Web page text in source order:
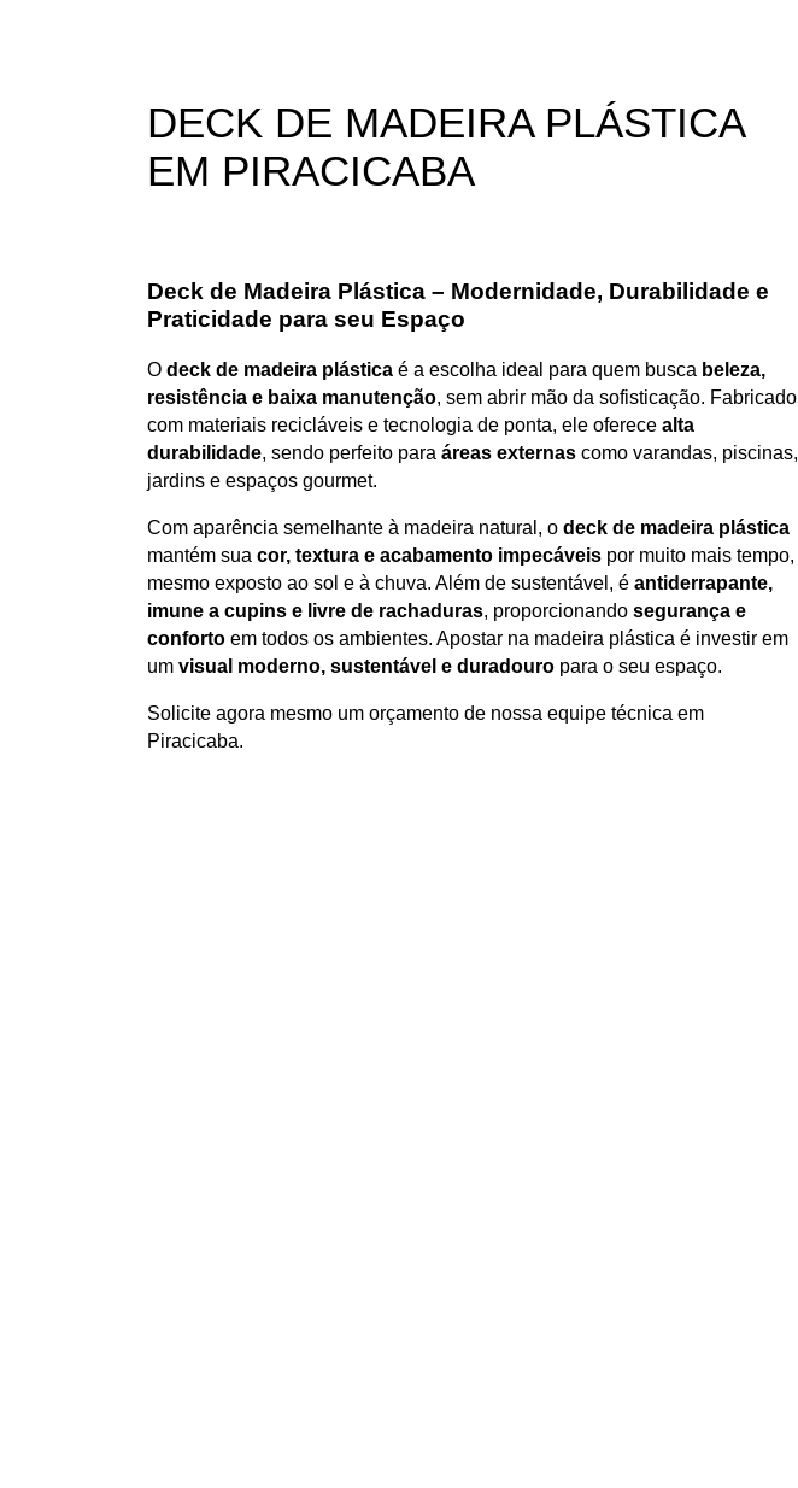
DECK DE MADEIRA PLÁSTICA
EM PIRACICABA
Deck de Madeira Plástica – Modernidade, Durabilidade e
Praticidade para seu Espaço
O deck de madeira plástica é a escolha ideal para quem busca beleza,
resistência e baixa manutenção, sem abrir mão da sofisticação. Fabricado
com materiais recicláveis e tecnologia de ponta, ele oferece alta
durabilidade, sendo perfeito para áreas externas como varandas, piscinas,
jardins e espaços gourmet.
Com aparência semelhante à madeira natural, o deck de madeira plástica
mantém sua cor, textura e acabamento impecáveis por muito mais tempo,
mesmo exposto ao sol e à chuva. Além de sustentável, é antiderrapante,
imune a cupins e livre de rachaduras, proporcionando segurança e
conforto em todos os ambientes. Apostar na madeira plástica é investir em
um visual moderno, sustentável e duradouro para o seu espaço.
Solicite agora mesmo um orçamento de nossa equipe técnica em
Piracicaba.